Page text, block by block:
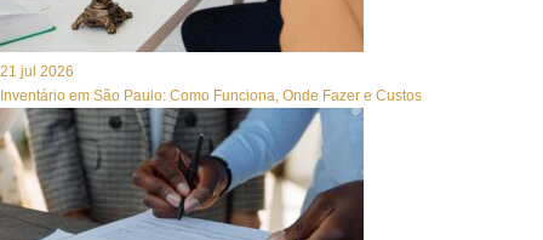
21 jul 2026
Inventário em São Paulo: Como Funciona, Onde Fazer e Custos